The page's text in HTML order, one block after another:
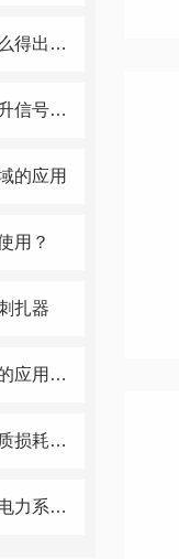
雷电冲击发生器的效率是怎么得出的？
抗干扰介质损耗测试仪：提升信号稳定性的必备工具
的应用
用？
扎器
高压无线核相器在能源领域的应用和价值
创新科技：便携式抗干扰介质损耗测试仪，现场检测无忧
三倍频感应耐压试验装置，电力系统测试的重要工具